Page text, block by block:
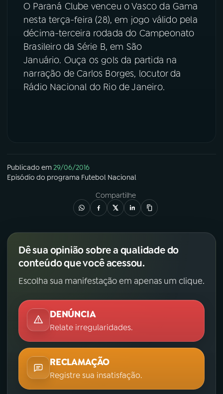
04PROGRAMAS
PODCASTS
06VIDEOCASTS
ACOMPANHE A RÁDIO NACIONAL
Facebook
O Paraná Clube venceu o Vasco da Gama
nesta terça-feira (28), em jogo válido pela
décima-terceira rodada do Campeonato
Brasileiro da Série B, em São
Januário. Ouça os gols da partida na
narração de Carlos Borges, locutor da
Rádio Nacional do Rio de Janeiro.
Publicado em29/06/2016
Episódio do programa Futebol Nacional
Compartilhe
Dê sua opinião sobre a qualidade do
conteúdo que você acessou.
Escolha sua manifestação em apenas um clique.
DENÚNCIA
Relate irregularidades.
RECLAMAÇÃO
Registre sua insatisfação.